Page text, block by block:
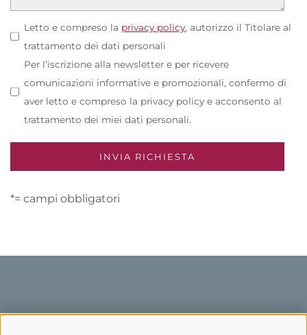
Letto e compreso la privacy policy, autorizzo il Titolare al
trattamento dei dati personali
Per l’iscrizione alla newsletter e per ricevere
comunicazioni informative e promozionali, confermo di
aver letto e compreso la privacy policy e acconsento al
trattamento dei miei dati personali.
*= campi obbligatori